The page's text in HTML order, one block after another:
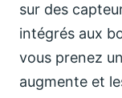
sur des
intégrés aux
vous prenez
augmente et